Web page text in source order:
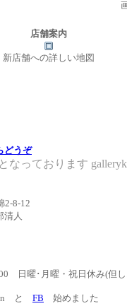
店舗案内
新店舗への詳しい地図
どうぞ
なっております
2-8-12
清人
日曜･月曜・祝日休み(但し
と FB 始めました